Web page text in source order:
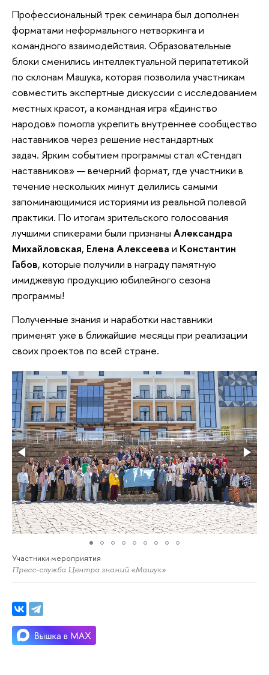
Профессиональный трек семинара был дополнен
форматами неформального нетворкинга и
командного взаимодействия. Образовательные
блоки сменились интеллектуальной перипатетикой
по склонам Машука, которая позволила участникам
совместить экспертные дискуссии с исследованием
местных красот, а командная игра «Единство
народов» помогла укрепить внутреннее сообщество
наставников через решение нестандартных
задач. Ярким событием программы стал «Стендап
наставников» — вечерний формат, где участники в
течение нескольких минут делились самыми
запоминающимися историями из реальной полевой
практики. По итогам зрительского голосования
лучшими спикерами были признаны Александра
Михайловская, Елена Алексеева и Константин
Габов, которые получили в награду памятную
имиджевую продукцию юбилейного сезона
программы!
Полученные знания и наработки наставники
применят уже в ближайшие месяцы при реализации
своих проектов по всей стране.
Участники мероприятия
Пресс-служба Центра знаний «Машук»